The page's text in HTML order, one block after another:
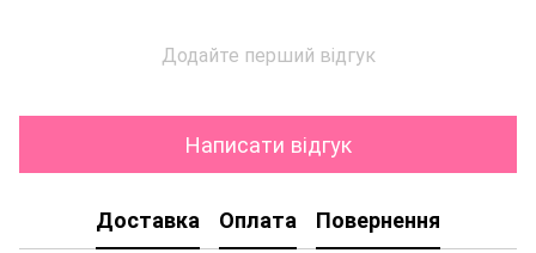
Додайте перший відгук
Написати відгук
Доставка Оплата Повернення